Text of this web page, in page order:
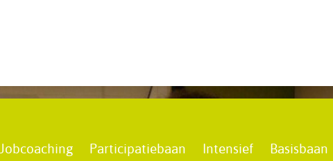
Jobcoaching Participatiebaan Intensief Basisbaan